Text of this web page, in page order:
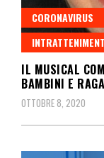
CORONAVIRUS
IL MUSICAL
BAMBINI E
OTTOBRE 8, 2020